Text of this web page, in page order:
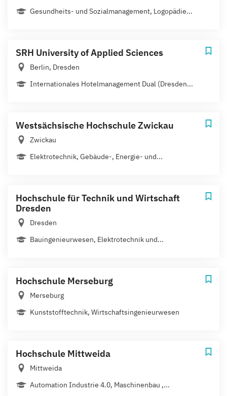
Gesundheits- und Sozialmanagement, Logopädie...
SRH University of Applied Sciences
Berlin, Dresden
Internationales Hotelmanagement Dual (Dresden...
Westsächsische Hochschule Zwickau
Zwickau
Elektrotechnik, Gebäude-, Energie- und...
Hochschule für Technik und Wirtschaft
Dresden
Dresden
Bauingenieurwesen, Elektrotechnik und...
Hochschule Merseburg
Merseburg
Kunststofftechnik, Wirtschaftsingenieurwesen
Hochschule Mittweida
Mittweida
Automation Industrie 4.0, Maschinenbau ,...